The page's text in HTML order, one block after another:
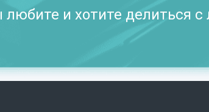
и хотите делиться